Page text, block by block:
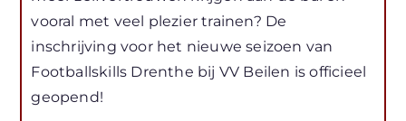
vooral met veel plezier trainen? De
inschrijving voor het nieuwe seizoen van
Footballskills Drenthe bij VV Beilen is officieel
geopend!